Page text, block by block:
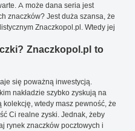
A może dana seria jest
znaczków? Jest duża szansa, że
Znaczkopol.pl. Wtedy jej
Znaczkopol.pl to
się poważną inwestycją.
nakładzie szybko zyskują na
kolekcję, wtedy masz pewność, że
Ci realne zyski. Jednak, żeby
rynek znaczków pocztowych i